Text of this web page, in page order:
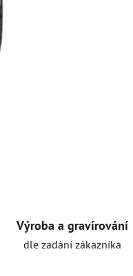
Výroba a gravírování
dle zadání zákazníka